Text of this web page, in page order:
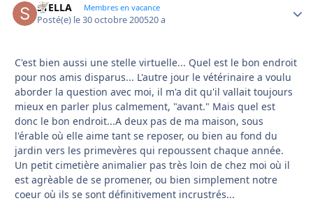
STELLA Membres en vacance
Posté(e) le 30 octobre 200520 a
C'est bien aussi une stelle virtuelle... Quel est le bon endroit
pour nos amis disparus... L'autre jour le vétérinaire a voulu
aborder la question avec moi, il m'a dit qu'il vallait toujours
mieux en parler plus calmement, "avant." Mais quel est
donc le bon endroit...A deux pas de ma maison, sous
l'érable où elle aime tant se reposer, ou bien au fond du
jardin vers les primevères qui repoussent chaque année.
Un petit cimetière animalier pas très loin de chez moi où il
est agrèable de se promener, ou bien simplement notre
coeur où ils se sont définitivement incrustrés...